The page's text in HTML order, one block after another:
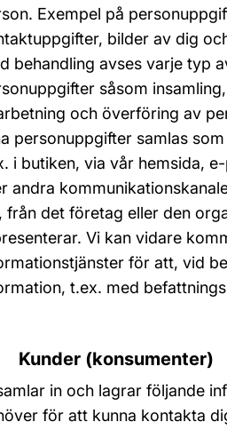
Exempel på
bilder av dig
behandling avses varje typ
såsom
och överföring av
personuppgifter samlas
i butiken, via vår hemsida,
andra
från det företag eller den
Vi kan vidare
för att, vid
t.ex. med
Kunder (konsumenter)
in och lagrar följande
för att kunna kontakta